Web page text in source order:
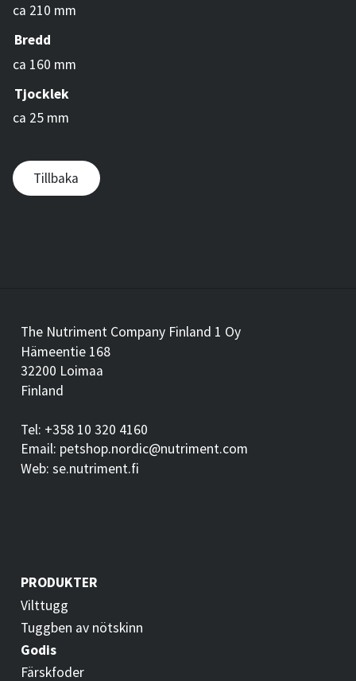
ca 210 mm
Bredd
ca 160 mm
Tjocklek
ca 25 mm
Tillbaka
The Nutriment Company Finland 1 Oy
Hämeentie 168
32200 Loimaa
Finland
Tel: +358 10 320 4160
Email: petshop.nordic@nutriment.com
Web: se.nutriment.fi
PRODUKTER
Vilttugg
Tuggben av nötskinn
Godis
Färskfoder